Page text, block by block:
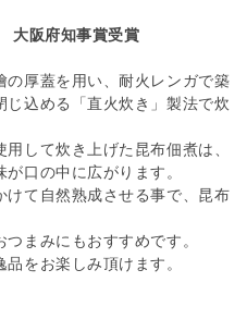
大阪府知事賞受賞
の厚蓋を用い、耐火レンガで築
じ込める「直火炊き」製法で炊
して炊き上げた昆布佃煮は、
口の中に広がります。
て自然熟成させる事で、昆布
まみにもおすすめです。
をお楽しみ頂けます。